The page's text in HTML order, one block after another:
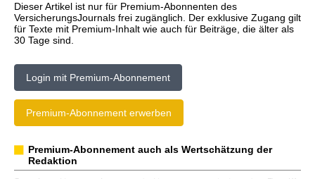
Dieser Artikel ist nur für Premium-Abonnenten des
VersicherungsJournals frei zugänglich. Der exklusive Zugang gilt
für Texte mit Premium-Inhalt wie auch für Beiträge, die älter als
30 Tage sind.
Login mit Premium-Abonnement
Premium-Abonnement erwerben
Premium-Abonnement auch als Wertschätzung der
Redaktion